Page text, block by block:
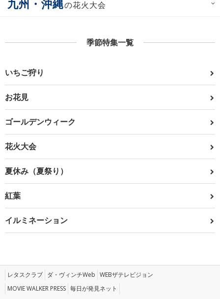
九州・沖縄の花火大会
季節特集一覧
いちご狩り
お花見
ゴールデンウィーク
花火大会
夏休み（夏祭り）
紅葉
イルミネーション
レタスクラブ ダ・ヴィンチWeb WEBザテレビジョン
MOVIE WALKER PRESS 毎日が発見ネット